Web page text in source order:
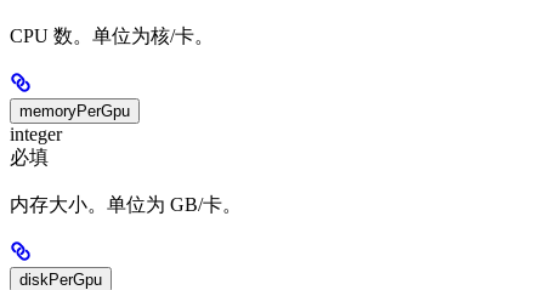
CPU 数。单位为核/卡。
memoryPerGpu
integer
必填
内存大小。单位为 GB/卡。
diskPerGpu